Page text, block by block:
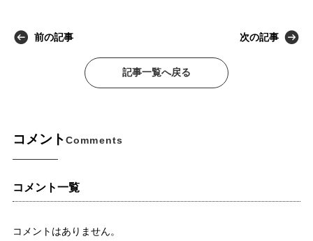
前の記事
記事一覧へ戻る
次の記事
コメントComments
コメント一覧
コメントはありません。